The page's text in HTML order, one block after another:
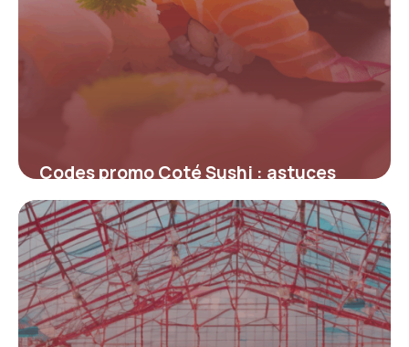
Codes promo Coté Sushi : astuces
inédites pour économiser sur votre
prochaine commande
19 mai 2026